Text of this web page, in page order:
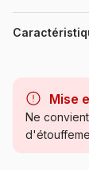
Birgit Tanck
Puzzle 1000
Cartoon
de bois ou
procédures
Catégorie
Mise
Ne